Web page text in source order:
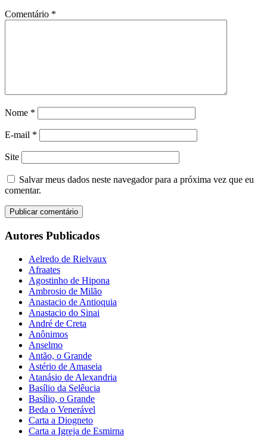
Comentário *
Nome *
E-mail *
Site
Salvar meus dados neste navegador para a próxima vez que eu
comentar.
Autores Publicados
Aelredo de Rielvaux
Afraates
Agostinho de Hipona
Ambrosio de Milão
Anastacio de Antioquia
Anastacio do Sinai
André de Creta
Anônimos
Anselmo
Antão, o Grande
Astério de Amaseia
Atanásio de Alexandria
Basílio da Selêucia
Basílio, o Grande
Beda o Venerável
Carta a Diogneto
Carta a Igreja de Esmirna